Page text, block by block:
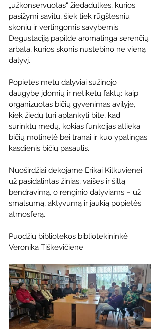
„užkonservuotas“ žiedadulkes, kurios
pasižymi savitu, šiek tiek rūgštesniu
skoniu ir vertingomis savybėmis.
Degustaciją papildė aromatinga serenčių
arbata, kurios skonis nustebino ne vieną
dalyvį.
Popietės metu dalyviai sužinojo
daugybę įdomių ir netikėtų faktų: kaip
organizuotas bičių gyvenimas avilyje,
kiek žiedų turi aplankyti bitė, kad
surinktų medų, kokias funkcijas atlieka
bičių motinėlė bei tranai ir kuo ypatingas
kasdienis bičių pasaulis.
Nuoširdžiai dėkojame Erikai Kilkuvienei
už pasidalintas žinias, vaišes ir šiltą
bendravimą, o renginio dalyviams – už
smalsumą, aktyvumą ir jaukią popietės
atmosferą.
Puodžių bibliotekos bibliotekininkė
Veronika Tiškevičienė